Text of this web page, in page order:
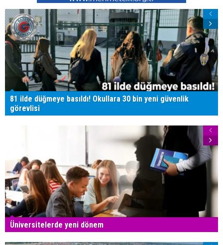
81 ilde düğmeye basıldı! Okullara 30 bin yeni güvenlik
görevlisi
Üniversitelerde yeni dönem